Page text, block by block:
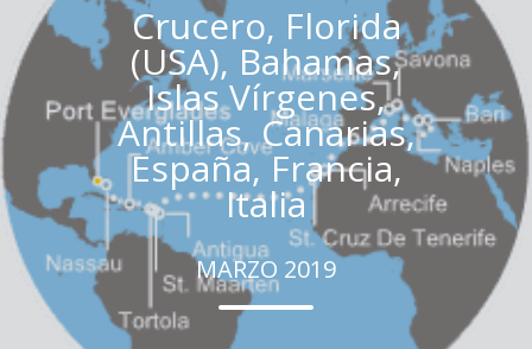
Crucero, Florida
(USA), Bahamas,
Islas Vírgenes,
Antillas, Canarias,
España, Francia,
Italia
MARZO 2019